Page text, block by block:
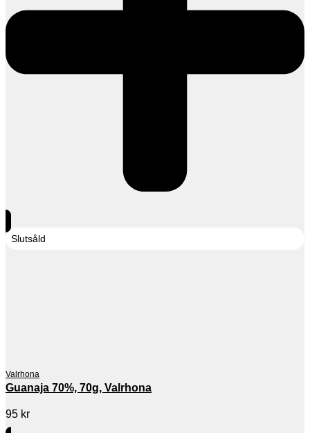
Slutsåld
Valrhona
Guanaja 70%, 70g, Valrhona
95 kr